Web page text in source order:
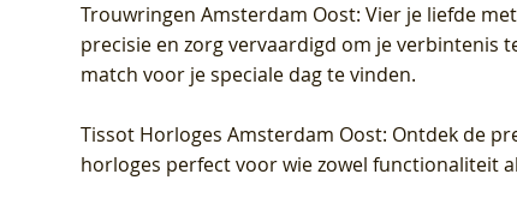
Trouwringen Amsterdam Oost: Vier je liefde
precisie en zorg vervaardigd om je verbintenis
match voor je speciale dag te vinden.
Tissot Horloges Amsterdam Oost: Ontdek de
horloges perfect voor wie zowel functionaliteit